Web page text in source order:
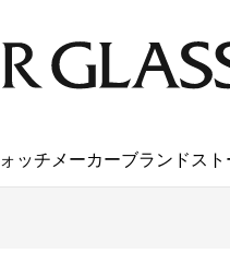
ッチメーカーブランドス